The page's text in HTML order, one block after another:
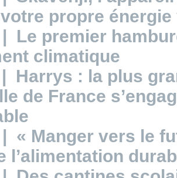
propre
| Le premier
climatique
| Harrys : la plus
de France
| « Manger vers le
l’alimentation